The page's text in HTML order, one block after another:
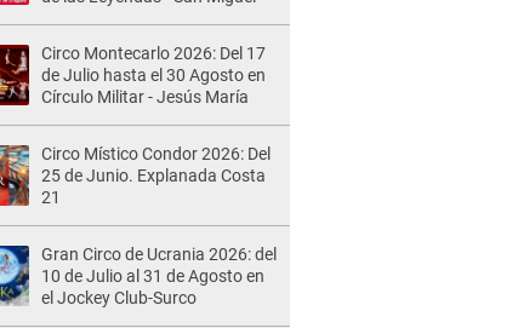
Circo Montecarlo 2026: Del 17
de Julio hasta el 30 Agosto en
Círculo Militar - Jesús María
Circo Místico Condor 2026: Del
25 de Junio. Explanada Costa
21
Gran Circo de Ucrania 2026: del
10 de Julio al 31 de Agosto en
el Jockey Club-Surco